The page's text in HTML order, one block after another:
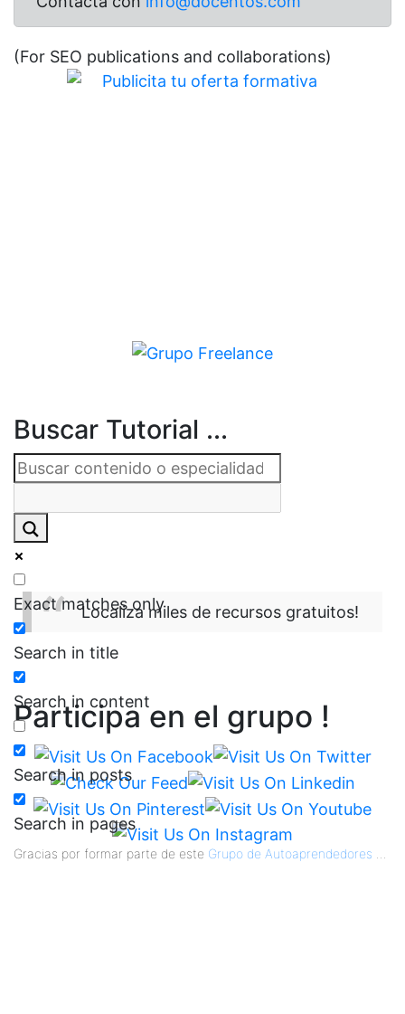
(For SEO publications and collaborations)
Buscar Tutorial ...
Exact matches only
Search in title
Search in content
Search in posts
Search in pages
Localiza miles de recursos gratuitos!
Participa en el grupo !
Gracias por formar parte de este Grupo de Autoaprendedores